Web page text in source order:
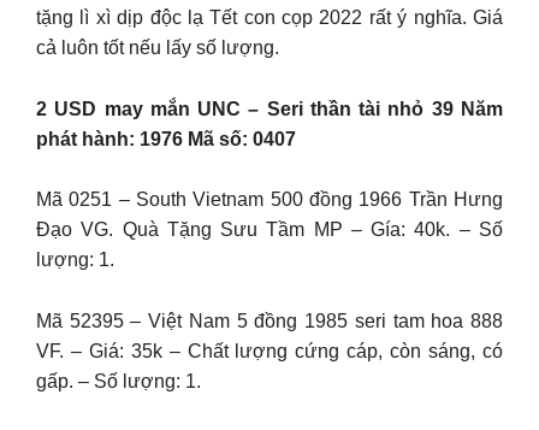
tặng lì xì dịp độc lạ Tết con cọp 2022 rất ý nghĩa. Giá
cả luôn tốt nếu lấy số lượng.
2 USD may mắn UNC – Seri thần tài nhỏ 39 Năm
phát hành: 1976 Mã số: 0407
Mã 0251 – South Vietnam 500 đồng 1966 Trần Hưng
Đạo VG. Quà Tặng Sưu Tầm MP – Gía: 40k. – Số
lượng: 1.
Mã 52395 – Việt Nam 5 đồng 1985 seri tam hoa 888
VF. – Giá: 35k – Chất lượng cứng cáp, còn sáng, có
gấp. – Số lượng: 1.